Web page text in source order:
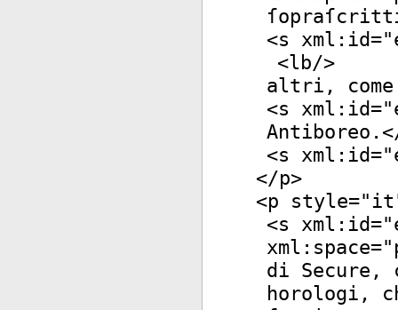
<s xml:id="
<lb/>
altri, come
<s xml:id="
<s xml:id="
</p>
<p style="it
<s xml:id="
xml:space="
di Secure,
horologi,